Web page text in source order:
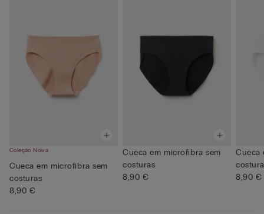
Coleção Noiva
Cueca em microfibra sem
costuras
8,90 €
Cueca em microfibra sem
costuras
8,90 €
Cueca
8,90 €